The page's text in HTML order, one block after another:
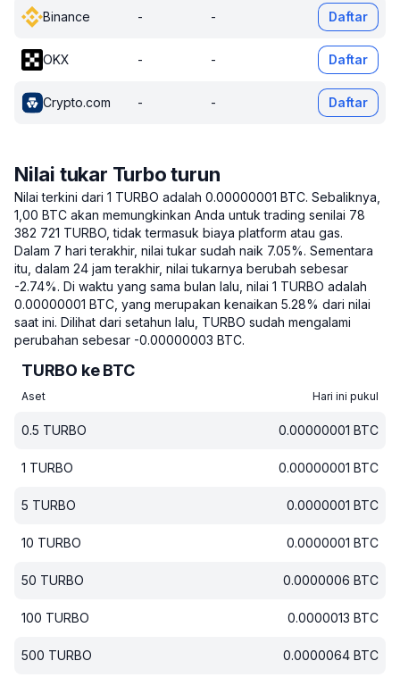
Binance - - Daftar
OKX - - Daftar
Crypto.com - - Daftar
Nilai tukar Turbo turun
Nilai terkini dari 1 TURBO adalah 0.00000001 BTC. Sebaliknya,
1,00 BTC akan memungkinkan Anda untuk trading senilai 78
382 721 TURBO, tidak termasuk biaya platform atau gas.
Dalam 7 hari terakhir, nilai tukar sudah naik 7.05%. Sementara
itu, dalam 24 jam terakhir, nilai tukarnya berubah sebesar
-2.74%. Di waktu yang sama bulan lalu, nilai 1 TURBO adalah
0.00000001 BTC, yang merupakan kenaikan 5.28% dari nilai
saat ini. Dilihat dari setahun lalu, TURBO sudah mengalami
perubahan sebesar -0.00000003 BTC.
TURBO ke BTC
Aset Hari ini pukul
0.5 TURBO 0.00000001 BTC
1 TURBO 0.00000001 BTC
5 TURBO 0.0000001 BTC
10 TURBO 0.0000001 BTC
50 TURBO 0.0000006 BTC
100 TURBO 0.0000013 BTC
500 TURBO 0.0000064 BTC